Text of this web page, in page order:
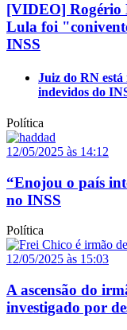
[VIDEO] Rogério
Lula foi
INSS
Juiz do RN
indevidos do
Política
12/05/2025 às 14:12
“Enojou o país
no INSS
Política
12/05/2025 às 15:03
A ascensão do
investigado por